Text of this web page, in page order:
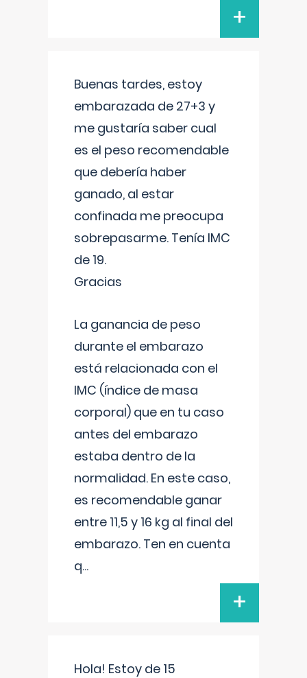
+
Buenas tardes, estoy
embarazada de 27+3 y
me gustaría saber cual
es el peso recomendable
que debería haber
ganado, al estar
confinada me preocupa
sobrepasarme. Tenía IMC
de 19.
Gracias
La ganancia de peso
durante el embarazo
está relacionada con el
IMC (índice de masa
corporal) que en tu caso
antes del embarazo
estaba dentro de la
normalidad. En este caso,
es recomendable ganar
entre 11,5 y 16 kg al final del
embarazo. Ten en cuenta
q...
+
Hola! Estoy de 15